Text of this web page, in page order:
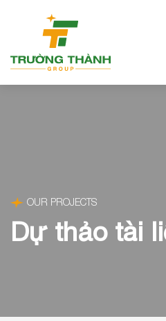
OUR PROJECTS
Dự thảo tài